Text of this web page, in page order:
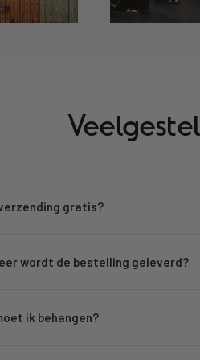
gratis?
wordt de bestelling geleverd?
ik behangen?